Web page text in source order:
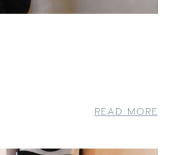
READ MORE